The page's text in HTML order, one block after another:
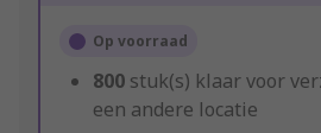
Op voorraad
800 stuk(s) klaar voor
een andere locatie